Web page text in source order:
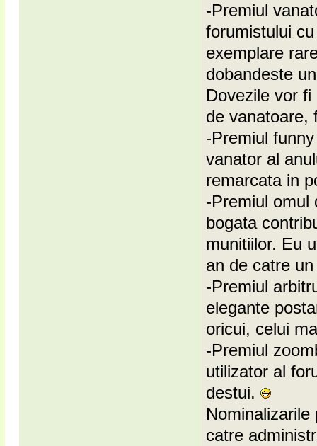
-Premiul
forumistului
exemplare
dobandeste
Dovezile vor
de vanatoare,
-Premiul
vanator al
remarcata in
-Premiul omul
bogata
munitiilor. Eu
an de catre
-Premiul
elegante
oricui, celui
-Premiul
utilizator al
destui.
catre